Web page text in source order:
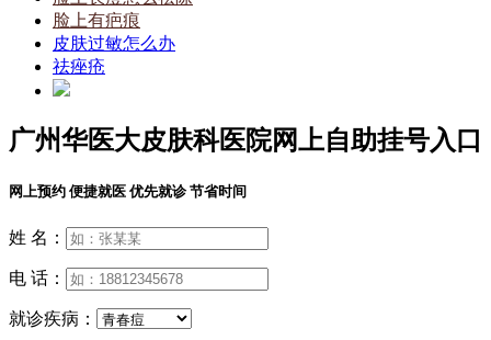
脸上有疤痕
皮肤过敏怎么办
祛痤疮
广州华医大皮肤科医院网上自助挂号入口
网上预约 便捷就医 优先就诊 节省时间
姓 名：
电 话：
就诊疾病：